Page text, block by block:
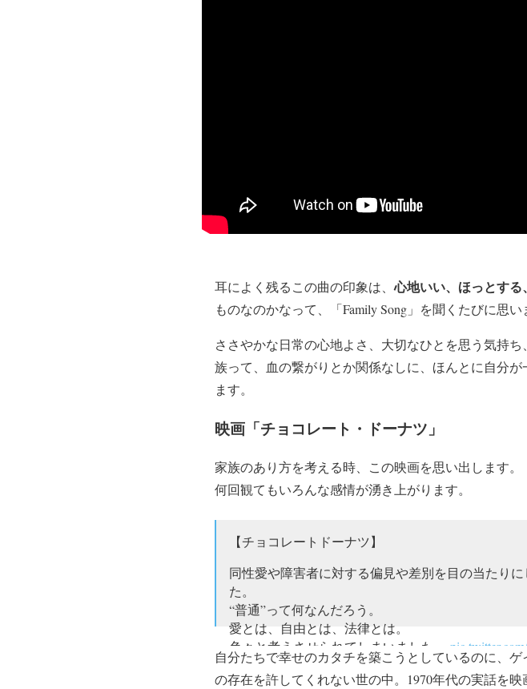
耳によく残るこの曲の印象は、心地いい、ほっとする
ものなのかなって、「Family Song」を聞くたびに思い
ささやかな日常の心地よさ、大切なひとを思う気持
族って、血の繋がりとか関係なしに、ほんとに自分
ます。
映画「チョコレート・ドーナツ」
家族のあり方を考える時、この映画を思い出します。
何回観てもいろんな感情が湧き上がります。
【チョコレートドーナツ】
同性愛や障害者に対する偏見や差別を目の当たり
た。
“普通”って何なんだろう。
愛とは、自由とは、法律とは。
色々と考えさせられてしまいました。
— caim (@Lily32162942)2018年3月20日
自分たちで幸せのカタチを築こうとしているのに、
の存在を許してくれない世の中。1970年代の実話を